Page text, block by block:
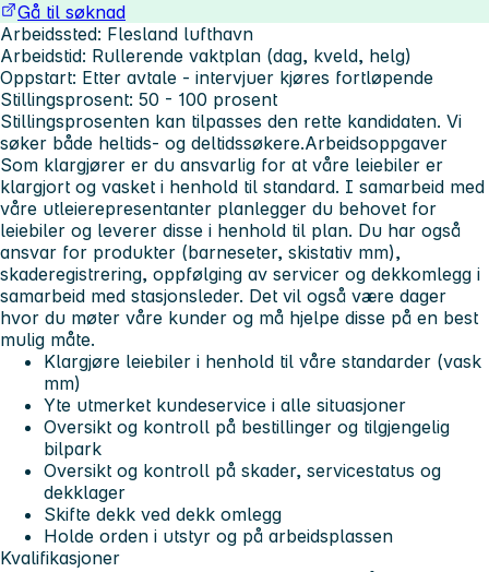
Gå til søknad
Arbeidssted: Flesland lufthavn
Arbeidstid: Rullerende vaktplan (dag, kveld, helg)
Oppstart: Etter avtale - intervjuer kjøres fortløpende
Stillingsprosent: 50 - 100 prosent
Stillingsprosenten kan tilpasses den rette kandidaten. Vi
søker både heltids- og deltidssøkere.Arbeidsoppgaver
Som klargjører er du ansvarlig for at våre leiebiler er
klargjort og vasket i henhold til standard. I samarbeid med
våre utleierepresentanter planlegger du behovet for
leiebiler og leverer disse i henhold til plan. Du har også
ansvar for produkter (barneseter, skistativ mm),
skaderegistrering, oppfølging av servicer og dekkomlegg i
samarbeid med stasjonsleder. Det vil også være dager
hvor du møter våre kunder og må hjelpe disse på en best
mulig måte.
Klargjøre leiebiler i henhold til våre standarder (vask
mm)
Yte utmerket kundeservice i alle situasjoner
Oversikt og kontroll på bestillinger og tilgjengelig
bilpark
Oversikt og kontroll på skader, servicestatus og
dekklager
Skifte dekk ved dekk omlegg
Holde orden i utstyr og på arbeidsplassen
Kvalifikasjoner